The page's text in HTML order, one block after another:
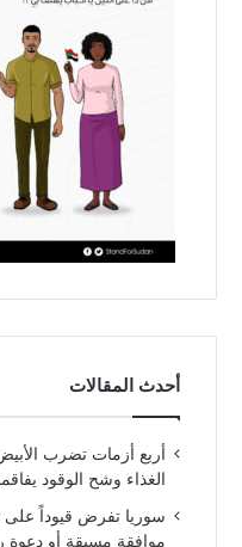
أحدث المقالات
أربع أزمات تضرب
الغذاء وشح الوقود
سوريا تفرض قيوداً على
موافقة مسبقة أو دعوة